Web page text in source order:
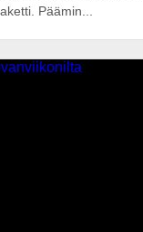
Päämin...